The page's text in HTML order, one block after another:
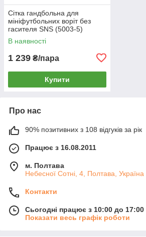
Сітка гандбольна для
мініфутбольних воріт без
гасителя SNS (5003-5)
В наявності
1 239 ₴/пара
Купити
Про нас
90% позитивних з 108 відгуків за рік
Працює з 16.08.2011
м. Полтава
Небесної Сотні, 4, Полтава, Україна
Контакти
Сьогодні працює з 10:00 до 17:00
Показати весь графік роботи